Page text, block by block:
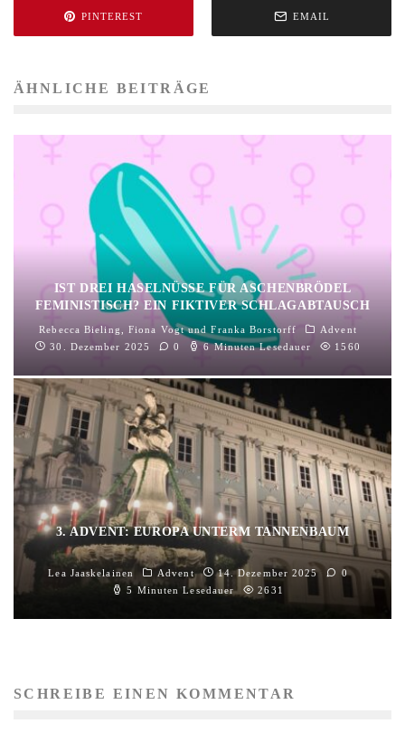
PINTEREST EMAIL
ÄHNLICHE BEITRÄGE
IST DREI HASELNÜSSE FÜR ASCHENBRÖDEL
FEMINISTISCH? EIN FIKTIVER SCHLAGABTAUSCH
Rebecca Bieling Fiona VogtundFranka Borstorff
Advent
30. Dezember 2025
0 6 Minuten Lesedauer 1560
3. ADVENT: EUROPA UNTERM TANNENBAUM
Lea Jaaskelainen Advent 14. Dezember 2025
0
5 Minuten Lesedauer
2631
SCHREIBE EINEN KOMMENTAR